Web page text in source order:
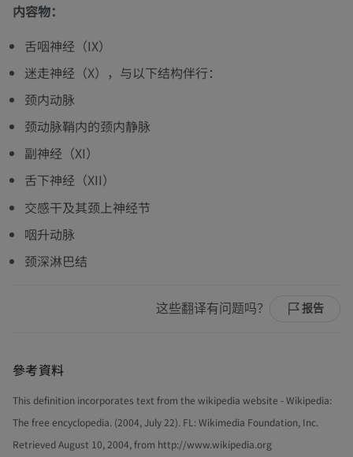
内容物：
舌咽神经（IX）
迷走神经（X），与以下结构伴行：
颈内动脉
颈动脉鞘内的颈内静脉
副神经（XI）
舌下神经（XII）
交感干及其颈上神经节
咽升动脉
颈深淋巴结
这些翻译有问题吗？ 报告
參考資料
This definition incorporates text from the wikipedia website - Wikipedia:
The free encyclopedia. (2004, July 22). FL: Wikimedia Foundation, Inc.
Retrieved August 10, 2004, from http://www.wikipedia.org